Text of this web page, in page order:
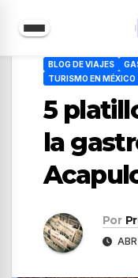
BLOG DE VIAJES
TURISMO EN MÉXICO
5
la
Por